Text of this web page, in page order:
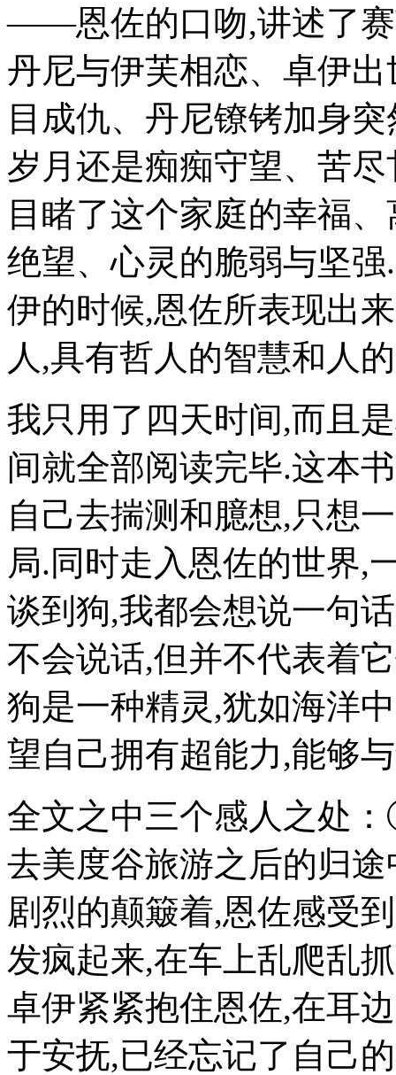
——恩佐的口吻,讲述了赛
丹尼与伊芙相恋、卓伊
目成仇、丹尼镣铐加身
岁月还是痴痴守望、苦
目睹了这个家庭的幸福
绝望、心灵的脆弱与坚
伊的时候,恩佐所表现出
人,具有哲人的智慧和人
我只用了四天时间,而且
间就全部阅读完毕.这本
自己去揣测和臆想,只想
局.同时走入恩佐的世界
谈到狗,我都会想说一句
不会说话,但并不代表着
狗是一种精灵,犹如海洋
望自己拥有超能力,能够
全文之中三个感人之处
去美度谷旅游之后的归
剧烈的颠簸着,恩佐感受
发疯起来,在车上乱爬乱
卓伊紧紧抱住恩佐,在耳
于安抚,已经忘记了自己